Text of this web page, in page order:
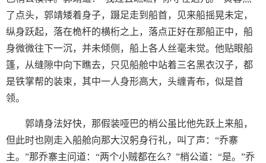
了点头，郭靖矮着身子，蹑足走到船首，见来船摇晃未定，
纵身跃起，落在桅杆的横桁之上，落点正好在那船正中，船
身微微往下一沉，并未倾侧，船上各人丝毫未觉。他贴眼船
篷，从缝隙中向下瞧去，只见船舱中站着三名黑衣汉子，都
是铁掌帮的装束，其中一人身形高大，头缠青布，似是首
领。
郭靖身法好快，那假装哑巴的梢公虽比他先跃上来船，
但此时也刚走入船舱向那大汉躬身行礼，叫了声：“乔寨
主。”那乔寨主问道：“两个小贼都在么？”梢公道：“是。”乔